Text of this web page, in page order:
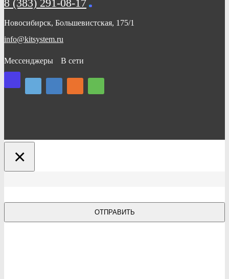
8 (383) 291-08-17
Новосибирск, Большевистская, 175/1
info@kitsystem.ru
Мессенджеры В сети
×